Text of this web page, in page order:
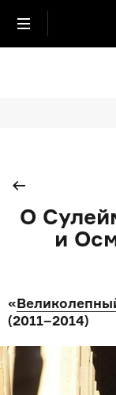
О
и
«
(2011–2014)